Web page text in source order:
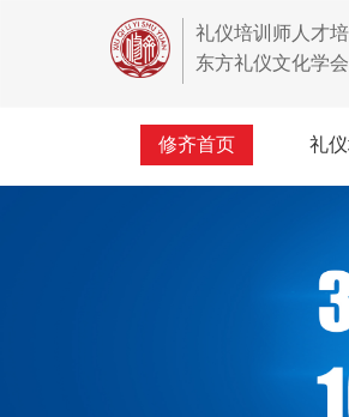
礼仪培训师人才
东方礼仪文化学
修齐首页 礼